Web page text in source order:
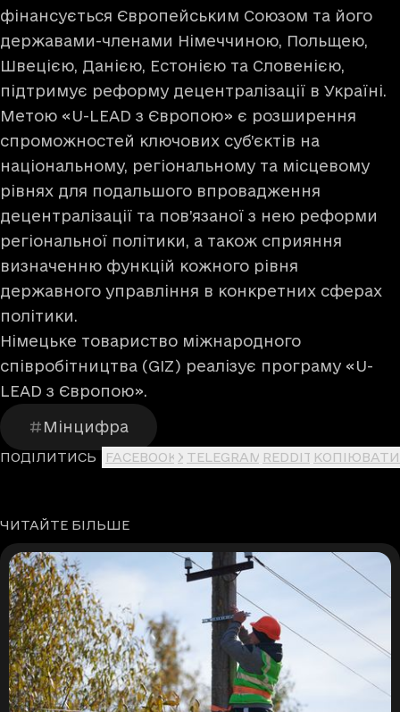
фінансується Європейським Союзом та його
державами-членами Німеччиною, Польщею,
Швецією, Данією, Естонією та Словенією,
підтримує реформу децентралізації в Україні.
Метою «U-LEAD з Європою» є розширення
спроможностей ключових суб’єктів на
національному, регіональному та місцевому
рівнях для подальшого впровадження
децентралізації та пов’язаної з нею реформи
регіональної політики, а також сприяння
визначенню функцій кожного рівня
державного управління в конкретних сферах
політики.
Німецьке товариство міжнародного
співробітництва (GIZ) реалізує програму «U-
LEAD з Європою».
Мінцифра
ПОДІЛИТИСЬ FACEBOOK X TELEGRAM REDDIT КОПІЮВАТИ
ЧИТАЙТЕ БІЛЬШЕ